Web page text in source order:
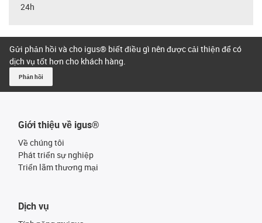
24h
Gửi phản hồi và cho igus® biết điều gì nên được cải thiện để có
dịch vụ tốt hơn cho khách hàng.
Phản hồi
Giới thiệu về igus®
Về chúng tôi
Phát triển sự nghiệp
Triển lãm thương mại
Dịch vụ